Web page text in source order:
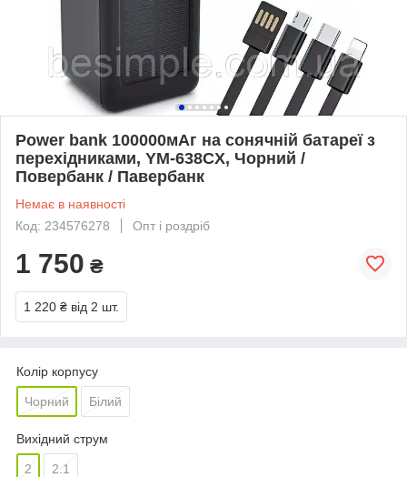
Power bank 100000мАг на сонячній батареї з
перехідниками, YM-638CX, Чорний /
Повербанк / Павербанк
Немає в наявності
Код: 234576278
Опт і роздріб
1 750 ₴
1 220 ₴ від 2 шт.
Колір корпусу
Чорний Білий
Вихідний струм
2 2.1